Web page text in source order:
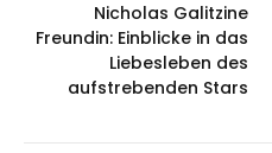
Nicholas Galitzine
Freundin: Einblicke in das
Liebesleben des
aufstrebenden Stars